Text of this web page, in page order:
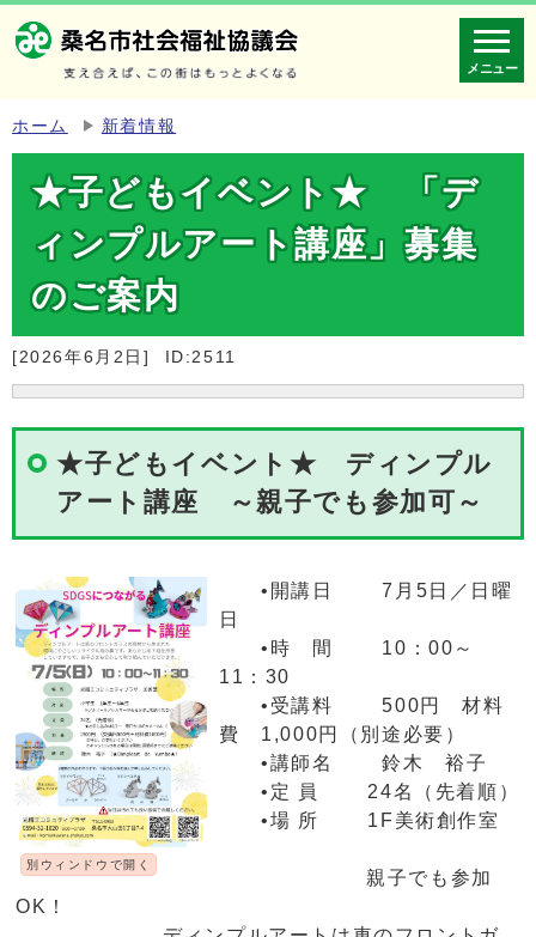
メニュー
ホーム 新着情報
★子どもイベント★ 「デ
ィンプルアート講座」募集
のご案内
[2026年6月2日] ID:2511
★子どもイベント★ ディンプル
アート講座 ～親子でも参加可～
別ウィンドウで開く
•開講日 7月5日／日曜
日
•時 間 10：00～
11：30
•受講料 500円 材料
費 1,000円（別途必要）
•講師名 鈴木 裕子
•定 員 24名（先着順）
•場 所 1F美術創作室
親子でも参加
OK！